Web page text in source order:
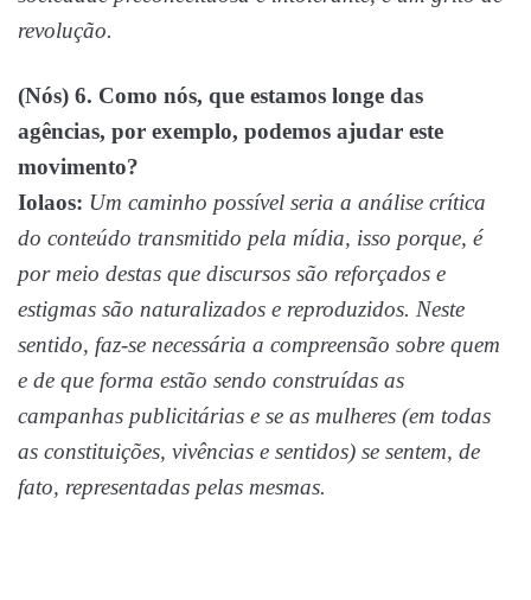
revolução.
(Nós) 6. Como nós, que estamos longe das
agências, por exemplo, podemos ajudar este
movimento?
Iolaos: Um caminho possível seria a análise crítica
do conteúdo transmitido pela mídia, isso porque, é
por meio destas que discursos são reforçados e
estigmas são naturalizados e reproduzidos. Neste
sentido, faz-se necessária a compreensão sobre quem
e de que forma estão sendo construídas as
campanhas publicitárias e se as mulheres (em todas
as constituições, vivências e sentidos) se sentem, de
fato, representadas pelas mesmas.